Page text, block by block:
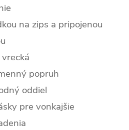
na zips a pripojenou
popruh
oddiel
pre vonkajšie